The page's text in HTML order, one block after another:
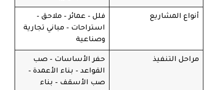
أنواع المشاريع
فلل – عمائر – ملاحق –
استراحات – مباني تجارية
وصناعية
مراحل التنفيذ
حفر الأساسات – صب
القواعد – بناء الأعمدة –
صب الأسقف – بناء